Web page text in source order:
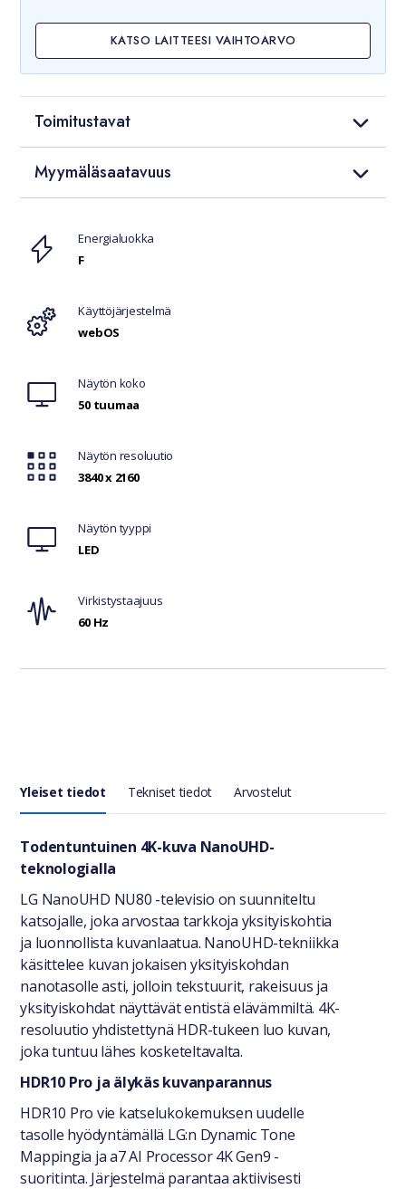
KATSO LAITTEESI VAIHTOARVO
Toimitustavat
Myymäläsaatavuus
Ominaisuudet
Energialuokka
F
Käyttöjärjestelmä
webOS
Näytön koko
50 tuumaa
Näytön resoluutio
3840 x 2160
Näytön tyyppi
LED
Virkistystaajuus
60 Hz
Yleiset tiedot Tekniset tiedot Arvostelut
Yleiset tiedot
Todentuntuinen 4K-kuva NanoUHD-
teknologialla
LG NanoUHD NU80 -televisio on suunniteltu
katsojalle, joka arvostaa tarkkoja yksityiskohtia
ja luonnollista kuvanlaatua. NanoUHD-tekniikka
käsittelee kuvan jokaisen yksityiskohdan
nanotasolle asti, jolloin tekstuurit, rakeisuus ja
yksityiskohdat näyttävät entistä elävämmiltä. 4K-
resoluutio yhdistettynä HDR-tukeen luo kuvan,
joka tuntuu lähes kosketeltavalta.
HDR10 Pro ja älykäs kuvanparannus
HDR10 Pro vie katselukokemuksen uudelle
tasolle hyödyntämällä LG:n Dynamic Tone
Mappingia ja a7 AI Processor 4K Gen9 -
suoritinta. Järjestelmä parantaa aktiivisesti